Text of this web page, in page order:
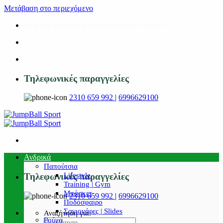
Μετάβαση στο περιεχόμενο
Τηλεφωνικές παραγγελίες
2310 659 992 | 6996629100
Τηλεφωνικές παραγγελίες
2310 659 992 | 6996629100
Αναζήτηση για:
Ανδρικά
Παπούτσια
Lifestyle
Training | Gym
Μπάσκετ
Ποδόσφαιρο
Σαγιονάρες | Slides
Ρούχα